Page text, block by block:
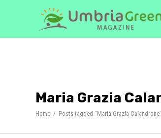
Maria Grazia
Home / Posts tagged "Maria Grazia Calandrone"